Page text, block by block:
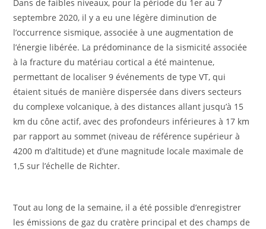
Dans de faibles niveaux, pour la période du 1er au 7
septembre 2020, il y a eu une légère diminution de
l’occurrence sismique, associée à une augmentation de
l’énergie libérée. La prédominance de la sismicité associée
à la fracture du matériau cortical a été maintenue,
permettant de localiser 9 événements de type VT, qui
étaient situés de manière dispersée dans divers secteurs
du complexe volcanique, à des distances allant jusqu’à 15
km du cône actif, avec des profondeurs inférieures à 17 km
par rapport au sommet (niveau de référence supérieur à
4200 m d’altitude) et d’une magnitude locale maximale de
1,5 sur l’échelle de Richter.
Tout au long de la semaine, il a été possible d’enregistrer
les émissions de gaz du cratère principal et des champs de